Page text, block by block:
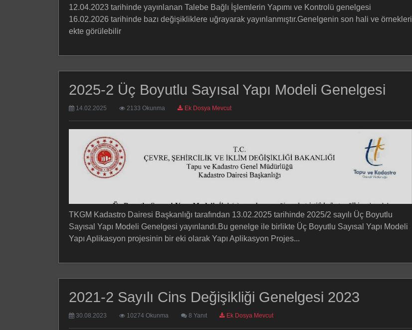
12.04.2023 tarihinde yayınlanan Talebe Bağlı İşlemlerin Yapımı ve Kontrolü genelgesi
16.02.2026 tarihinde bazı değişikliklere uğrayarak yayınlanmıştır.Genelgenin son hali ve örnekleri
ekte görülebilir
2025-2 Üç Boyutlu Sayısal Yapı Modeli Genelgesi
14.02.2025 2133 Okunma Ek Dosya Mevcut
TKGM Kadastro Dairesi Başkanlığı tarafından 13.02.2025 tarihinde 2025/2 sayılı Üç Boyutlu
Sayısal Yapı Modeli Genelgesi yayınlandı.Bu genelge ile birlikte Üç Boyutlu Sayısal Yapı Modeli
Yapı Aplikasyon projesinin bir eki olarak Yapı Aplikasyon Projes...
2021-2 Sayılı Cins Değişikliği Genelgesi 2023
30.08.2023 10274 Okunma 8 Yanıt Ek Dosya Mevcut